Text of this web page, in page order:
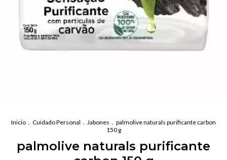
Inicio . Cuidado Personal . Jabones . palmolive naturals purificante carbon
150 g
palmolive naturals purificante